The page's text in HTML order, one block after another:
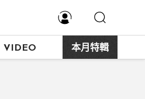
VIDEO 本月特輯